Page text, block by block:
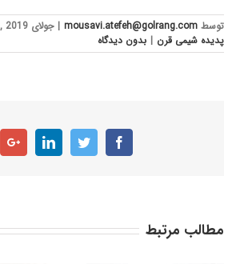
توسط mousavi.atefeh@golrang.com
| جولای 15th, 2019
پدیده شیمی قرن | بدون ديدگاه
Facebook
Twitter
LinkedIn
مطالب مرتبط